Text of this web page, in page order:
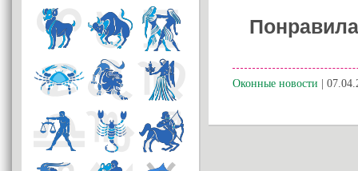
Оконные новости |